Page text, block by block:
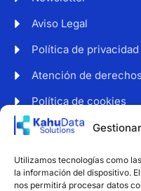
Utilizamos tecnologías como
la información del dispositivo.
nos permitirá procesar datos
Aviso Legal
Política de privacidad
Atención de derechos
Política de cookies
Web accesible
Suscríbete a nuestro
consejos sobre